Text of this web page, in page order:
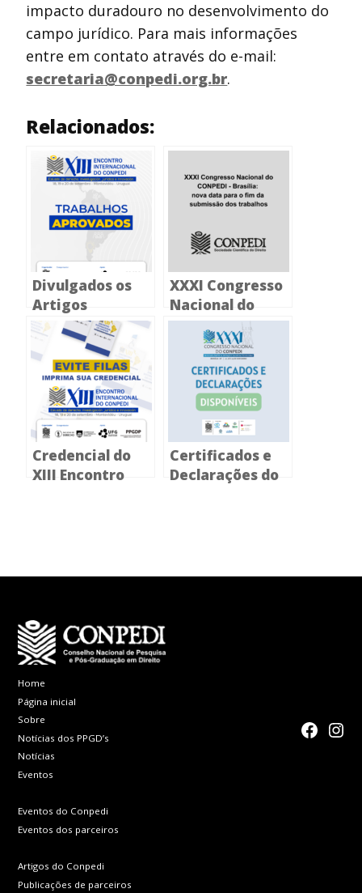
impacto duradouro no desenvolvimento do
campo jurídico. Para mais informações
entre em contato através do e-mail:
secretaria@conpedi.org.br.
Relacionados:
Divulgados os
Artigos
aprovados para
o XIII Encontro
Internacional
em Montevidéu
XXXI Congresso
Nacional do
CONPEDI –
Brasília: nova
data para o fim
da submissão
dos trabalhos
Credencial do
XIII Encontro
Certificados e
Declarações do
estão
Home
Página inicial
Sobre
Notícias dos PPGD’s
Notícias
Eventos
Eventos do Conpedi
Eventos dos parceiros
Artigos do Conpedi
Publicações de parceiros